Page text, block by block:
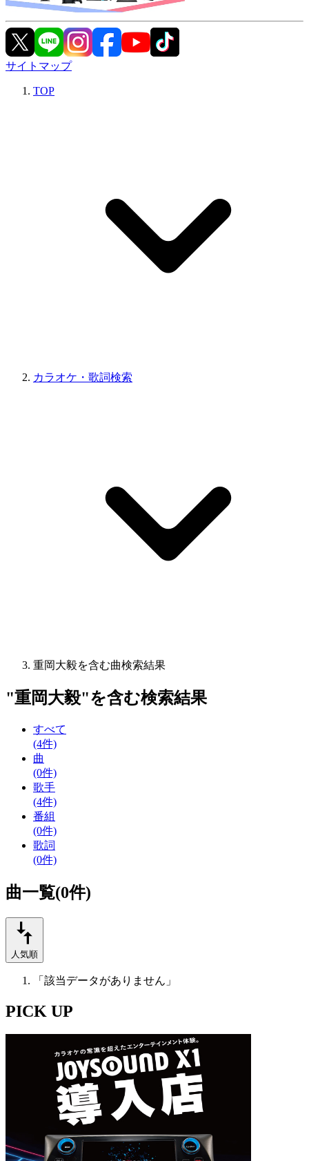
サイトマップ
TOP
カラオケ・歌詞検索
重岡大毅を含む曲検索結果
"重岡大毅"を含む検索結果
すべて
(4件)
曲
(0件)
歌手
(4件)
番組
(0件)
歌詞
(0件)
曲一覧(0件)
人気順
「該当データがありません」
PICK UP